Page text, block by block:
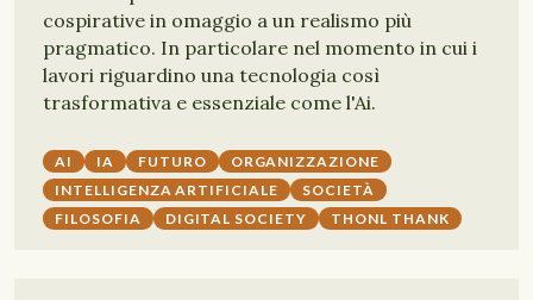
cospirative in omaggio a un realismo più
pragmatico. In particolare nel momento in cui i
lavori riguardino una tecnologia così
trasformativa e essenziale come l'Ai.
AI IA FUTURO
ORGANIZZAZIONE
INTELLIGENZA ARTIFICIALE
SOCIETÀ
FILOSOFIA
DIGITAL SOCIETY THONL THANK